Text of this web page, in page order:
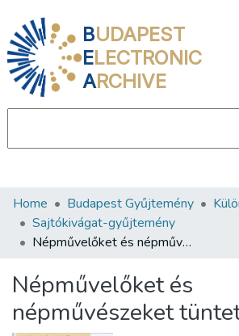
BUDAPEST
ELECTRONIC
ARCHIVE
Communities & Collections
All of DSpace
About us
Home Budapest Gyűjtemény
Sajtókivágat-gyűjtemény
Népművelőket és népművészeket tüntettek ki
Népművelőket és
népművészeket